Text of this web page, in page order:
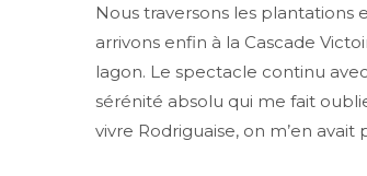
Nous traversons les plantations
arrivons enfin à la Cascade
lagon. Le spectacle continu
sérénité absolu qui me fait
vivre Rodriguaise, on m’en avait